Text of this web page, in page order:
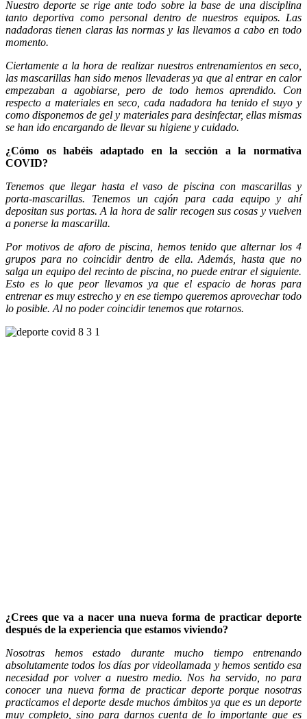
Nuestro deporte se rige ante todo sobre la base de una disciplina
tanto deportiva como personal dentro de nuestros equipos. Las
nadadoras tienen claras las normas y las llevamos a cabo en todo
momento.
Ciertamente a la hora de realizar nuestros entrenamientos en seco,
las mascarillas han sido menos llevaderas ya que al entrar en calor
empezaban a agobiarse, pero de todo hemos aprendido. Con
respecto a materiales en seco, cada nadadora ha tenido el suyo y
como disponemos de gel y materiales para desinfectar, ellas mismas
se han ido encargando de llevar su higiene y cuidado.
¿Cómo os habéis adaptado en la sección a la normativa
COVID?
Tenemos que llegar hasta el vaso de piscina con mascarillas y
porta-mascarillas. Tenemos un cajón para cada equipo y ahí
depositan sus portas. A la hora de salir recogen sus cosas y vuelven
a ponerse la mascarilla.
Por motivos de aforo de piscina, hemos tenido que alternar los 4
grupos para no coincidir dentro de ella. Además, hasta que no
salga un equipo del recinto de piscina, no puede entrar el siguiente.
Esto es lo que peor llevamos ya que el espacio de horas para
entrenar es muy estrecho y en ese tiempo queremos aprovechar todo
lo posible. Al no poder coincidir tenemos que rotarnos.
¿Crees que va a nacer una nueva forma de practicar deporte
después de la experiencia que estamos viviendo?
Nosotras hemos estado durante mucho tiempo entrenando
absolutamente todos los días por videollamada y hemos sentido esa
necesidad por volver a nuestro medio. Nos ha servido, no para
conocer una nueva forma de practicar deporte porque nosotras
practicamos el deporte desde muchos ámbitos ya que es un deporte
muy completo, sino para darnos cuenta de lo importante que es